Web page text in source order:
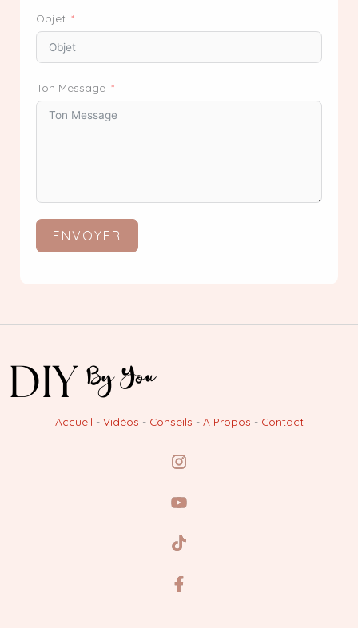
Objet
Ton Message
ENVOYER
Accueil - Vidéos - Conseils - A Propos - Contact